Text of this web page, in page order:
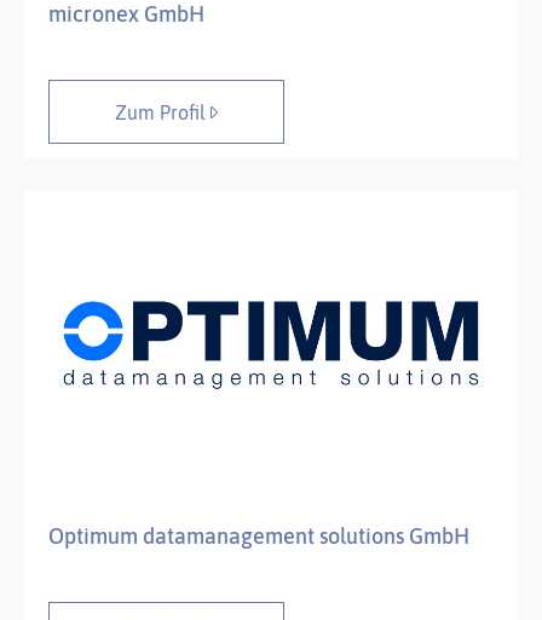
micronex GmbH
Zum Profil
Optimum datamanagement solutions GmbH